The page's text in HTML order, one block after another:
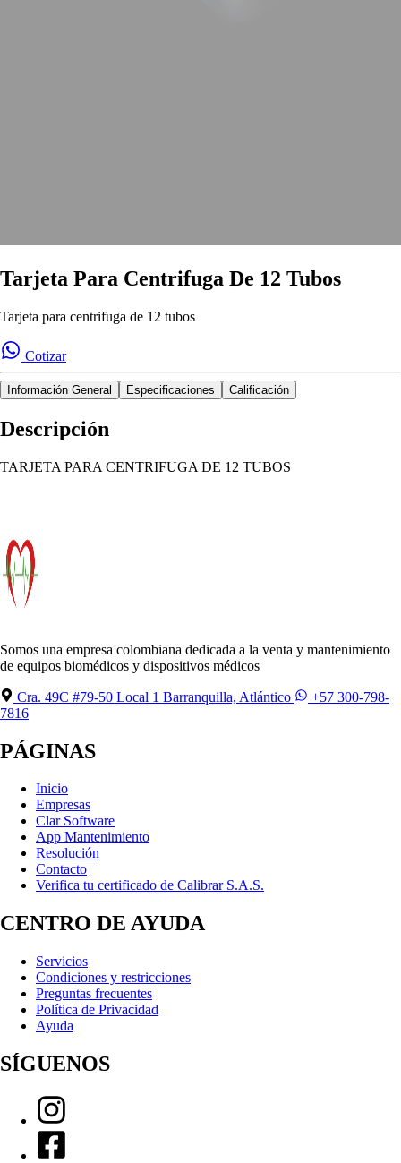
Tarjeta Para Centrifuga De 12 Tubos
Tarjeta para centrifuga de 12 tubos
Cotizar
Información General Especificaciones Calificación
Descripción
TARJETA PARA CENTRIFUGA DE 12 TUBOS
Somos una empresa colombiana dedicada a la venta y mantenimiento
de equipos biomédicos y dispositivos médicos
Cra. 49C #79-50 Local 1 Barranquilla, Atlántico
+57 300-798-
7816
PÁGINAS
Inicio
Empresas
Clar Software
App Mantenimiento
Resolución
Contacto
Verifica tu certificado de Calibrar S.A.S.
CENTRO DE AYUDA
Servicios
Condiciones y restricciones
Preguntas frecuentes
Política de Privacidad
Ayuda
SÍGUENOS